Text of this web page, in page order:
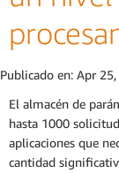
Publicado en: Apr
El almacén de
hasta 1000
aplicaciones que
cantidad